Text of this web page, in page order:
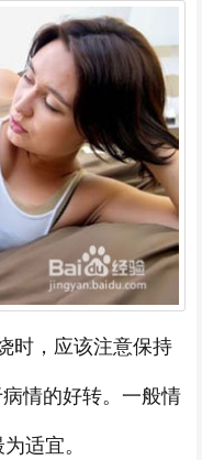
时，应该注意保持
情的好转。一般情
适宜。